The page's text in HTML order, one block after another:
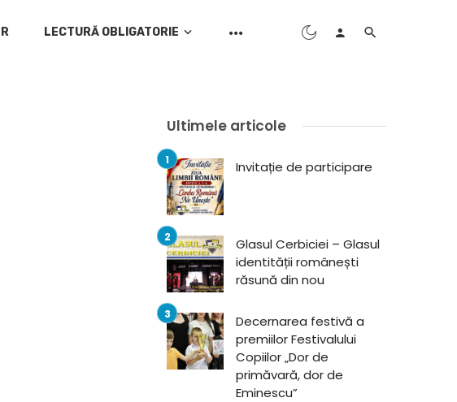
LECTURĂ OBLIGATORIE
Ultimele articole
Invitație de participare
Glasul Cerbiciei – Glasul
identității românești
răsună din nou
Decernarea festivă a
premiilor Festivalului
Copiilor „Dor de
primăvară, dor de
Eminescu”